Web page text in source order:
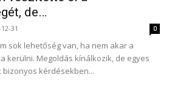
de…
31 0
sok lehetőség van, ha nem akar a
kerülni. Megoldás kínálkozik, de egyes
kérdésekben...